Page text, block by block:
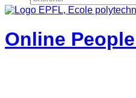
Online